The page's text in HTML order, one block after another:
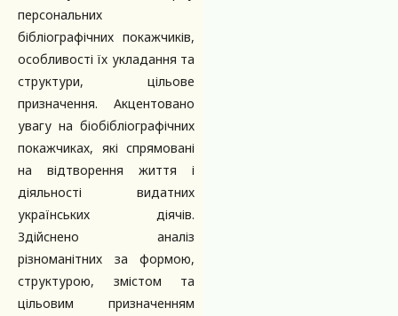
персональних
бібліографічних покажчиків,
особливості їх укладання та
структури, цільове
призначення. Акцентовано
увагу на біобібліографічних
покажчиках, які спрямовані
на відтворення життя і
діяльності видатних
українських діячів.
Здійснено аналіз
різноманітних за формою,
структурою, змістом та
цільовим призначенням